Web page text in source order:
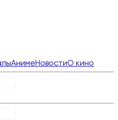
АнимеНовостиО кино